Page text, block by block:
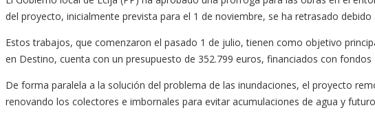
del proyecto, inicialmente prevista para el 1 de noviembre, se ha retrasado
Estos trabajos, que comenzaron el pasado 1 de julio, tienen como objetivo
en Destino, cuenta con un presupuesto de 352.799 euros, financiados con
De forma paralela a la solución del problema de las inundaciones, el proyecto
renovando los colectores e imbornales para evitar acumulaciones de agua y